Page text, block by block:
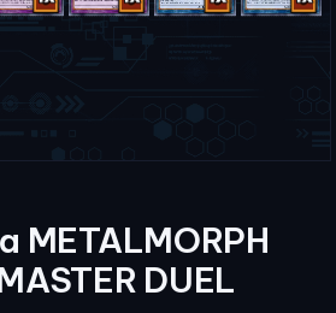
METALMORPH
DUEL